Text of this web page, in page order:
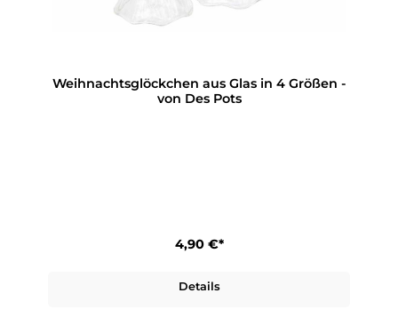
Weihnachtsglöckchen aus Glas in 4 Größen -
von Des Pots
4,90 €*
Details